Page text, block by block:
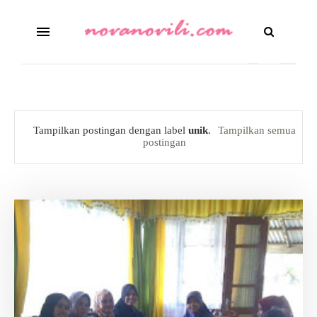
Tampilkan postingan dengan label unik.
Tampilkan semua
postingan